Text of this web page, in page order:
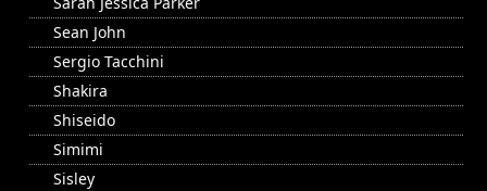
Sean John
Sergio Tacchini
Shakira
Shiseido
Simimi
Sisley